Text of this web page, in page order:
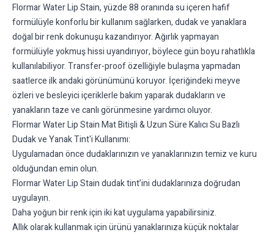
Flormar Water Lip Stain, yüzde 88 oranında su içeren hafif
formülüyle konforlu bir kullanım sağlarken, dudak ve yanaklara
doğal bir renk dokunuşu kazandırıyor. Ağırlık yapmayan
formülüyle yokmuş hissi uyandırıyor, böylece gün boyu rahatlıkla
kullanılabiliyor. Transfer-proof özelliğiyle bulaşma yapmadan
saatlerce ilk andaki görünümünü koruyor. İçeriğindeki meyve
özleri ve besleyici içeriklerle bakım yaparak dudakların ve
yanakların taze ve canlı görünmesine yardımcı oluyor.
Flormar Water Lip Stain Mat Bitişli & Uzun Süre Kalıcı Su Bazlı
Dudak ve Yanak Tint'i Kullanımı:
Uygulamadan önce dudaklarınızın ve yanaklarınızın temiz ve kuru
olduğundan emin olun.
Flormar Water Lip Stain dudak tint’ini dudaklarınıza doğrudan
uygulayın.
Daha yoğun bir renk için iki kat uygulama yapabilirsiniz.
Allık olarak kullanmak için ürünü yanaklarınıza küçük noktalar